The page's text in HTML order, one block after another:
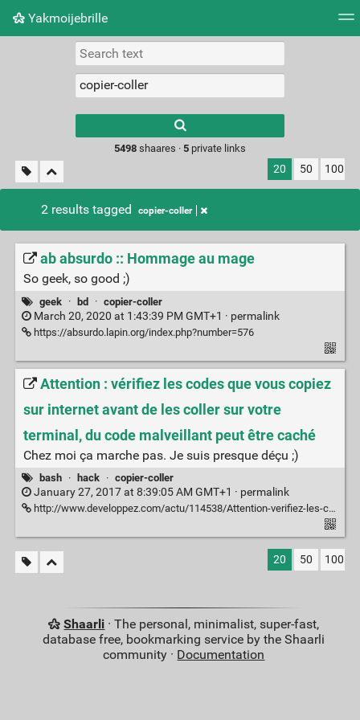
Yakmoijebrille
Picture wall
results.
5498shaares · 5private links
20 50 100
2 results tagged copier-coller
ab absurdo :: Hommage au mage
So geek, so good ;)
geek · bd · copier-coller
March 20, 2020 at 1:43:39 PM GMT+1 · permalink
https://absurdo.lapin.org/index.php?number=576
Attention : vérifiez les codes que vous copiez
sur internet avant de les coller sur votre
terminal, du code malveillant peut être caché
Chez moi ça marche pas. Je suis presque déçu ;)
bash · hack · copier-coller
January 27, 2017 at 8:39:05 AM GMT+1 · permalink
http://www.developpez.com/actu/114538/Attention-verifiez-les-codes-que-vous-copiez-sur-internet-avant-de-les-coller-sur-votre-terminal-du-code-malveillant-peut-etre-cache/
20 50 100
Shaarli · The personal, minimalist, super-fast,
database free, bookmarking service by the Shaarli
community · Documentation